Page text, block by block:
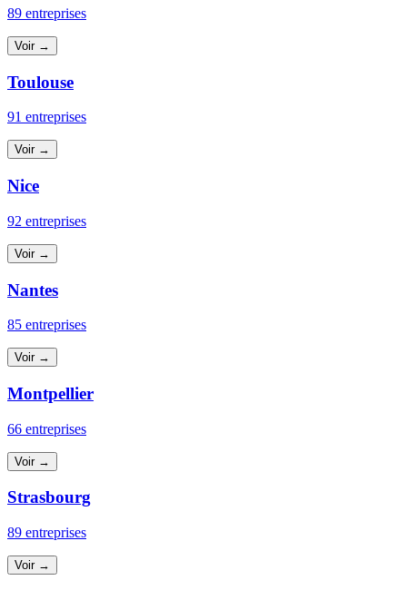
89 entreprises
Voir →
Toulouse
91 entreprises
Voir →
Nice
92 entreprises
Voir →
Nantes
85 entreprises
Voir →
Montpellier
66 entreprises
Voir →
Strasbourg
89 entreprises
Voir →